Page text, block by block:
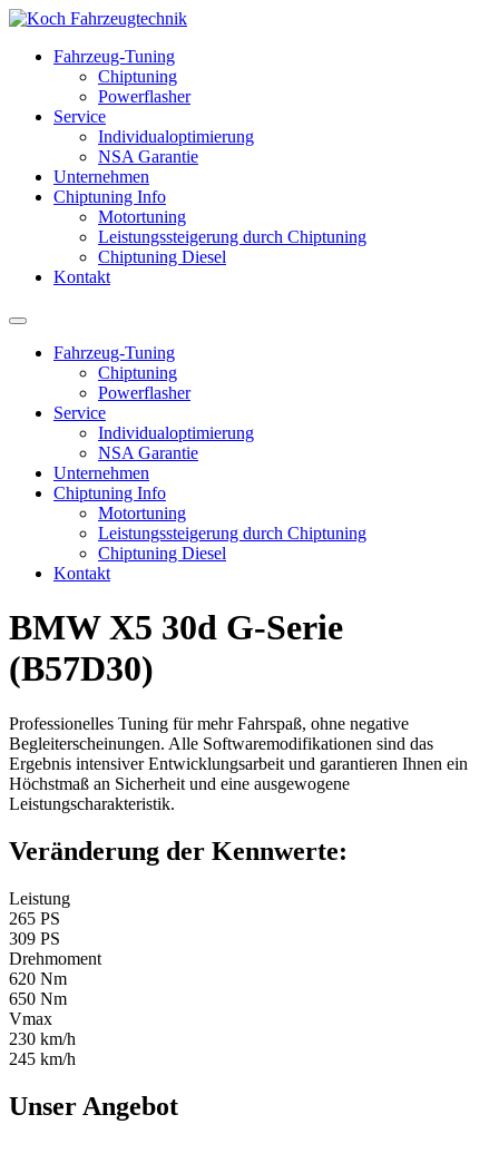
Fahrzeug-Tuning
Chiptuning
Powerflasher
Service
Individualoptimierung
NSA Garantie
Unternehmen
Chiptuning Info
Motortuning
Leistungssteigerung durch Chiptuning
Chiptuning Diesel
Kontakt
Fahrzeug-Tuning
Chiptuning
Powerflasher
Service
Individualoptimierung
NSA Garantie
Unternehmen
Chiptuning Info
Motortuning
Leistungssteigerung durch Chiptuning
Chiptuning Diesel
Kontakt
BMW X5 30d G-Serie
(B57D30)
Professionelles Tuning für mehr Fahrspaß, ohne negative
Begleiterscheinungen. Alle Softwaremodifikationen sind das
Ergebnis intensiver Entwicklungsarbeit und garantieren Ihnen ein
Höchstmaß an Sicherheit und eine ausgewogene
Leistungscharakteristik.
Veränderung der Kennwerte:
Leistung
265 PS
309 PS
Drehmoment
620 Nm
650 Nm
Vmax
230 km/h
245 km/h
Unser Angebot